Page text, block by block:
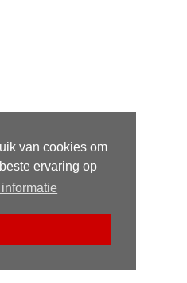
van cookies om
ervaring op